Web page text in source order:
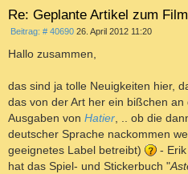
Re: Geplante Artikel zum Film
Beitrag: # 40690B
i
a
g
26. April 2012 11:20
Hallo zusammen,
das sind ja tolle Neuigkeiten hier,
das von der Art her ein bißchen
Ausgaben von Hatier, .. ob die
deutscher Sprache nackommen
geeignetes Label betreibt)
-
hat das Spiel- und Stickerbuch "